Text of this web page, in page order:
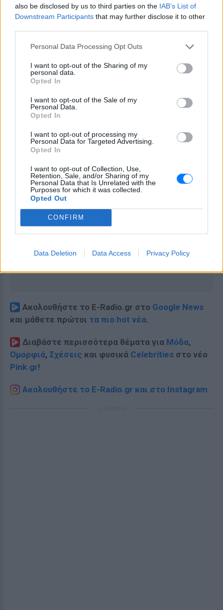
also be disclosed by us to third parties on the IAB’s List of
Downstream Participants that may further disclose it to other
Personal Data Processing Opt Outs
I want to opt-out of the Sharing of my
personal data.
Opted In
I want to opt-out of the Sale of my
Personal Data.
Opted In
I want to opt-out of processing my
Personal Data for Targeted Advertising.
Opted In
I want to opt-out of Collection, Use,
Retention, Sale, and/or Sharing of my
Personal Data that Is Unrelated with the
Purposes for which it was collected.
Opted Out
CONFIRM
Data Deletion Data Access Privacy Policy
Ευτυχώς για εσάς, ψυχολογικά θα
χαλαρώσετε αρκετά αυτές τις ημέρες,
και άλλους καβγάδες.
Ακολουθήστε το E-Radio.gr στο Google News
και μάθετε πρώτοι τα πιο hot νέα.
Διαβάστε περισσότερα θέματα για Μόδα,
Ομορφιά, Σχέσεις και φυσικά Celebrities στο νέο
Pink.gr!
Ακολουθήστε το E-Radio.gr και στο Instagram